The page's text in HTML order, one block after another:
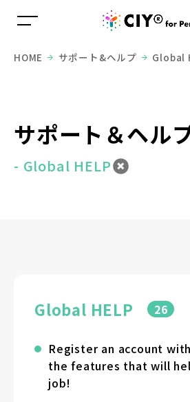
HOME サポート&ヘルプ Global
サポート＆ヘル
- Global HELP
Global HELP 26
Register an account
the features that will
job!